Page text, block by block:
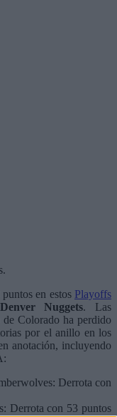
en estos Playoffs
Denver Nuggets. Las
Colorado ha perdido
por el anillo en los
anotación, incluyendo
Derrota con
Derrota con 53 puntos